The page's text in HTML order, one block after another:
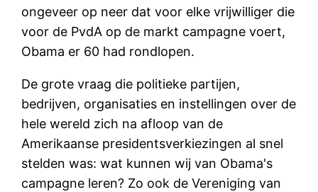
ongeveer op neer dat voor elke vrijwilliger die
voor de PvdA op de markt campagne voert,
Obama er 60 had rondlopen.
De grote vraag die politieke partijen,
bedrijven, organisaties en instellingen over de
hele wereld zich na afloop van de
Amerikaanse presidentsverkiezingen al snel
stelden was: wat kunnen wij van Obama's
campagne leren? Zo ook de Vereniging van